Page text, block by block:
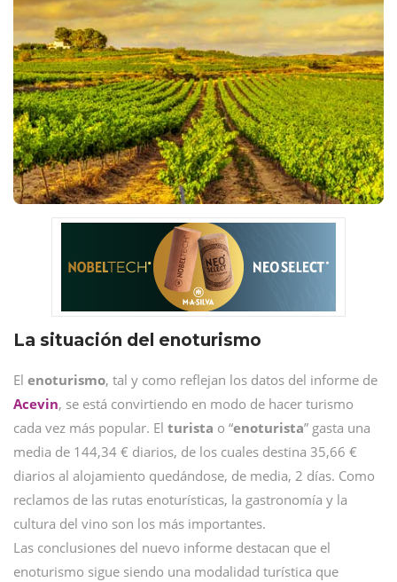
La situación del enoturismo
El enoturismo, tal y como reflejan los datos del informe de
Acevin, se está convirtiendo en modo de hacer turismo
cada vez más popular. El turista o “enoturista” gasta una
media de 144,34 € diarios, de los cuales destina 35,66 €
diarios al alojamiento quedándose, de media, 2 días. Como
reclamos de las rutas enoturísticas, la gastronomía y la
cultura del vino son los más importantes.
Las conclusiones del nuevo informe destacan que el
enoturismo sigue siendo una modalidad turística que